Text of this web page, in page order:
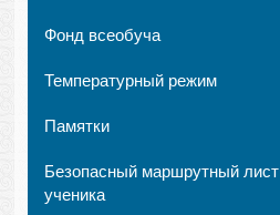
Фонд всеобуча
Температурный режим
Памятки
Безопасный маршрутный лист
ученика